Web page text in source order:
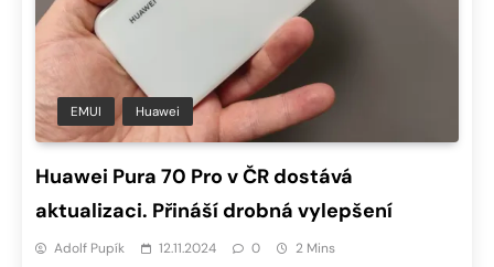
EMUI Huawei
Huawei Pura 70 Pro v ČR dostává
aktualizaci. Přináší drobná vylepšení
Adolf Pupík 12.11.2024 0 2 Mins